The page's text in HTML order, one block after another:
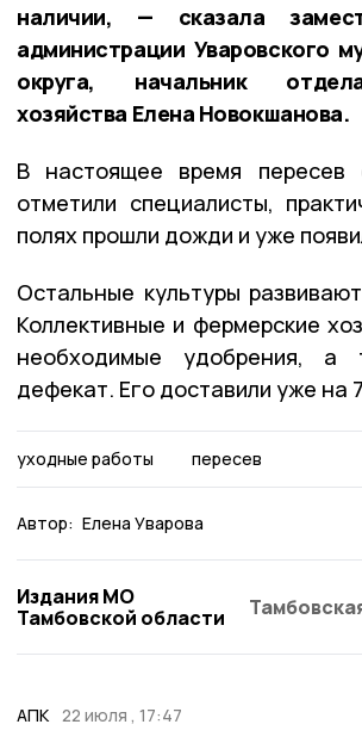
наличии, — сказала
администрации Уваровского
округа, начальник
хозяйства Елена Новокшанова.
В настоящее время пересев
отметили специалисты,
полях прошли дожди и уже
Остальные культуры
Коллективные и фермерские
необходимые удобрения, а
дефекат. Его доставили уже на
уходные работы пересев
Автор: Елена Уварова
Издания МО
Тамбовской области
АПК 22 июля , 17:47